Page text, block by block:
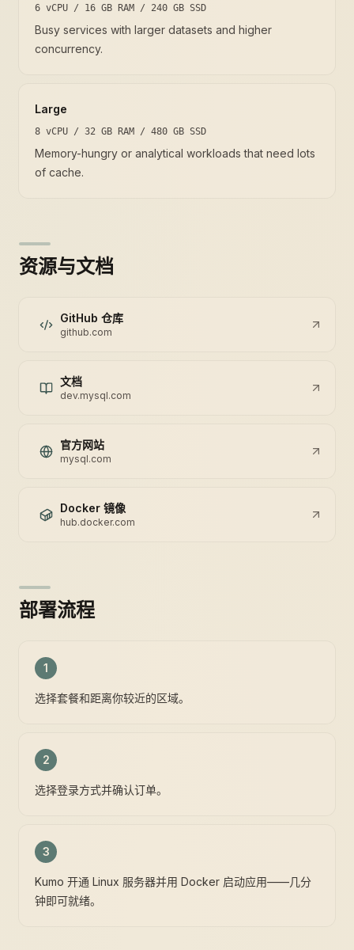
6 vCPU / 16 GB RAM / 240 GB SSD
Busy services with larger datasets and higher
concurrency.
Large
8 vCPU / 32 GB RAM / 480 GB SSD
Memory-hungry or analytical workloads that need lots
of cache.
资源与文档
GitHub 仓库
github.com
文档
dev.mysql.com
官方网站
mysql.com
Docker 镜像
hub.docker.com
部署流程
1
选择套餐和距离你较近的区域。
2
选择登录方式并确认订单。
3
Kumo 开通 Linux 服务器并用 Docker 启动应用——几分
钟即可就绪。